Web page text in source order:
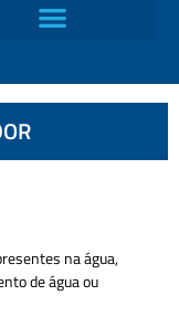
na água,
de água ou